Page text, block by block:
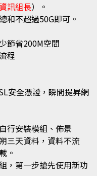
訊組長）。
和不超過50G即可。
節省200M空間
程
安全憑證，瞬間提昇網
行安裝模組、佈景
三天資料，資料不流
。
，第一步搶先使用新功